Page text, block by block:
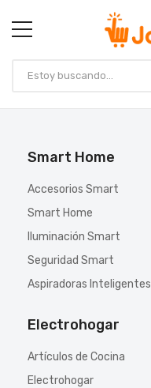
Smart Home
Accesorios Smart
Smart Home
Iluminación Smart
Seguridad Smart
Aspiradoras Inteligentes
Electrohogar
Artículos de Cocina
Electrohogar